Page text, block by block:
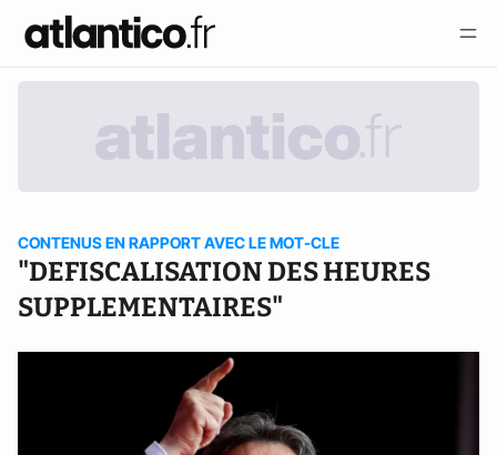
CONTENUS EN RAPPORT AVEC LE MOT-CLE
"DEFISCALISATION DES HEURES
SUPPLEMENTAIRES"